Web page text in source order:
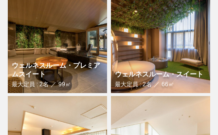
ウェルネスルーム・プレミア
ムスイート
最大定員 : 2名 99㎡
ウェルネスルーム・スイート
最大定員 : 2名 66㎡